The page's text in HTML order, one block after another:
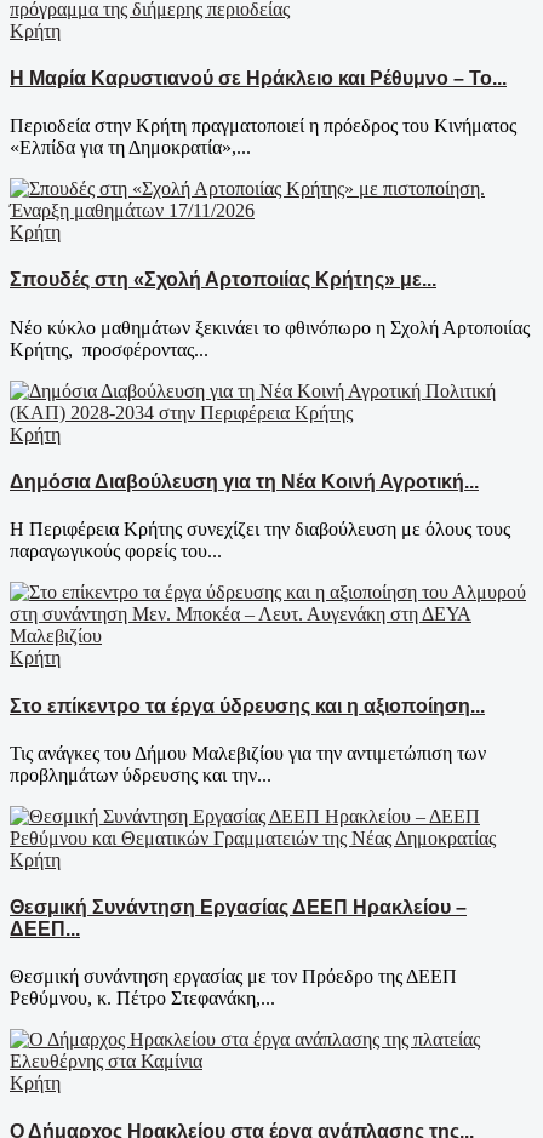
Κρήτη
Η Μαρία Καρυστιανού σε Ηράκλειο και Ρέθυμνο – Το...
Περιοδεία στην Κρήτη πραγματοποιεί η πρόεδρος του Κινήματος
«Ελπίδα για τη Δημοκρατία»,...
Κρήτη
Σπουδές στη «Σχολή Αρτοποιίας Κρήτης» με...
Νέο κύκλο μαθημάτων ξεκινάει το φθινόπωρο η Σχολή Αρτοποιίας
Κρήτης, προσφέροντας...
Κρήτη
Δημόσια Διαβούλευση για τη Νέα Κοινή Αγροτική...
Η Περιφέρεια Κρήτης συνεχίζει την διαβούλευση με όλους τους
παραγωγικούς φορείς του...
Κρήτη
Στο επίκεντρο τα έργα ύδρευσης και η αξιοποίηση...
Τις ανάγκες του Δήμου Μαλεβιζίου για την αντιμετώπιση των
προβλημάτων ύδρευσης και την...
Κρήτη
Θεσμική Συνάντηση Εργασίας ΔΕΕΠ Ηρακλείου –
ΔΕΕΠ...
Θεσμική συνάντηση εργασίας με τον Πρόεδρο της ΔΕΕΠ
Ρεθύμνου, κ. Πέτρο Στεφανάκη,...
Κρήτη
Ο Δήμαρχος Ηρακλείου στα έργα ανάπλασης της...